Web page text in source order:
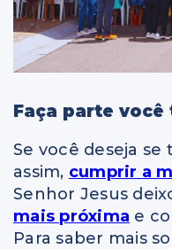
Faça parte você
Se você deseja
assim, cumprir a
Senhor Jesus
mais próxima e
Para saber mais